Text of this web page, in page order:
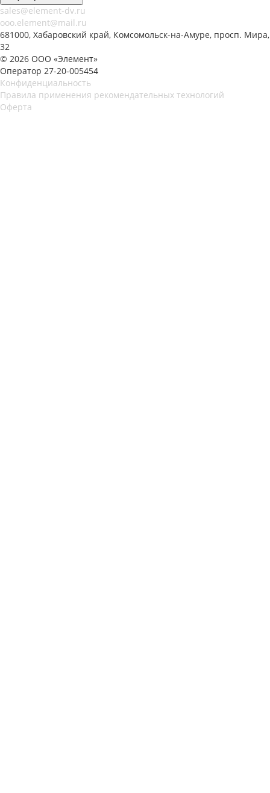
sales@element-dv.ru
ooo.element@mail.ru
681000, Хабаровский край, Комсомольск-на-Амуре, просп. Мира,
32
© 2026 ООО «Элемент»
Оператор 27-20-005454
Конфиденциальность
Правила применения рекомендательных технологий
Оферта